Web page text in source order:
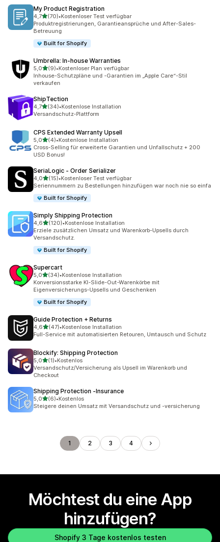
My Product Registration
4,7von 5 Sternen
(70)
70 Rezensionen insgesamt
•Kostenloser Test verfügbar
Produktregistrierungen, Garantieansprüche und After-Sales-
Betreuung
Built for Shopify
Umbrella: In‑house Warranties
5,0von 5 Sternen
(9)
9 Rezensionen insgesamt
•Kostenloser Plan verfügbar
Inhouse-Schutzpläne und -Garantien im „Apple Care“-Stil
verkaufen
ShipTection
4,7von 5 Sternen
(34)
34 Rezensionen insgesamt
•Kostenlose Installation
Versandschutz-Plattform
CPS Extended Warranty Upsell
5,0von 5 Sternen
(4)
4 Rezensionen insgesamt
•Kostenlose Installation
Cross-Selling für erweiterte Garantien und Unfallschutz + 200
USD Bonus!
SeriaLogic ‑ Order Serializer
4,0von 5 Sternen
(15)
15 Rezensionen insgesamt
•Kostenloser Test verfügbar
Seriennummern zu Bestellungen hinzufügen war noch nie so einfa
Built for Shopify
Simply Shipping Protection
4,6von 5 Sternen
(120)
120 Rezensionen insgesamt
•Kostenlose Installation
Erziele zusätzlichen Umsatz und Warenkorb-Upsells durch
Versandschutz.
Built for Shopify
Supercart
5,0von 5 Sternen
(34)
34 Rezensionen insgesamt
•Kostenlose Installation
Konversionsstarke KI-Slide-Out-Warenkörbe mit
Eigenversicherungs-Upsells und Geschenken
Built for Shopify
Guide Protection + Returns
4,6von 5 Sternen
(47)
47 Rezensionen insgesamt
•Kostenlose Installation
Full-Service mit automatisierten Retouren, Umtausch und Schutz
Blockify: Shipping Protection
5,0von 5 Sternen
(1)
1 Rezensionen insgesamt
•Kostenlos
Versandschutz/Versicherung als Upsell im Warenkorb und
Checkout
Shipping Protection ‑Insurance
5,0von 5 Sternen
(6)
6 Rezensionen insgesamt
•Kostenlos
Steigere deinen Umsatz mit Versandschutz und -versicherung
1 2 3 4
Möchtest du eine App
hinzufügen?
Shopify 3 Tage kostenlos testen